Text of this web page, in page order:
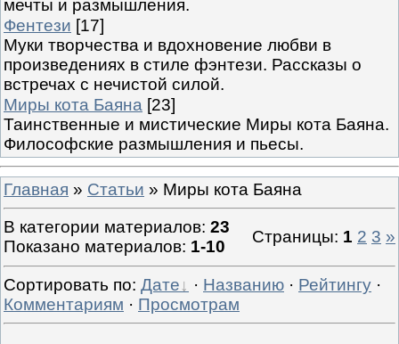
мечты и размышления.
Фентези [17]
Муки творчества и вдохновение любви в
произведениях в стиле фэнтези. Рассказы о
встречах с нечистой силой.
Миры кота Баяна [23]
Таинственные и мистические Миры кота Баяна.
Философские размышления и пьесы.
Главная » Статьи » Миры кота Баяна
В категории материалов: 23
Показано материалов: 1-10
Страницы: 1 2 3 »
Сортировать по: Дате · Названию · Рейтингу ·
Комментариям · Просмотрам